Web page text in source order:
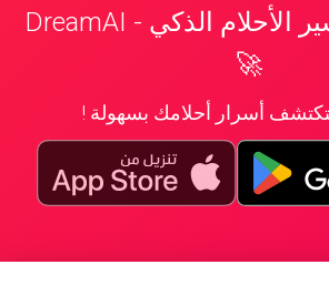
📱 تطبيق تفسير الأحلام الذكي - DreamAI
🚀
أسرار أحلامك بسهولة !